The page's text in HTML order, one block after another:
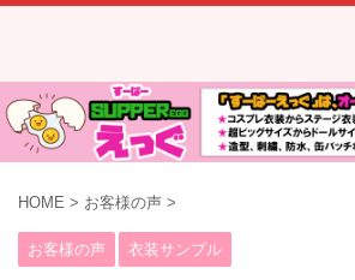
HOME > お客様の声 >
お客様の声 衣装サンプル